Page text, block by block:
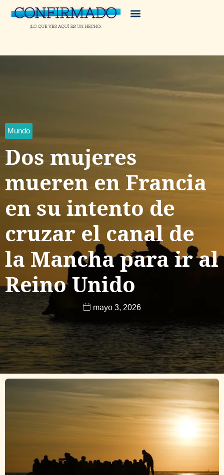
Mundo
Dos mujeres
mueren en Francia
en su intento de
cruzar el canal de
la Mancha para ir al
Reino Unido
mayo 3, 2026